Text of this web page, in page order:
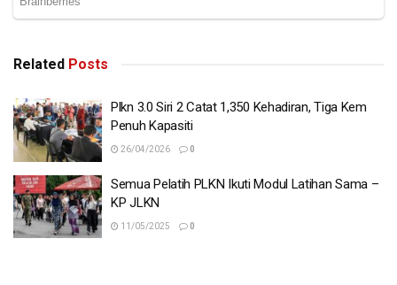
Related Posts
Plkn 3.0 Siri 2 Catat 1,350 Kehadiran, Tiga Kem
Penuh Kapasiti
26/04/2026 0
Semua Pelatih PLKN Ikuti Modul Latihan Sama –
KP JLKN
11/05/2025 0